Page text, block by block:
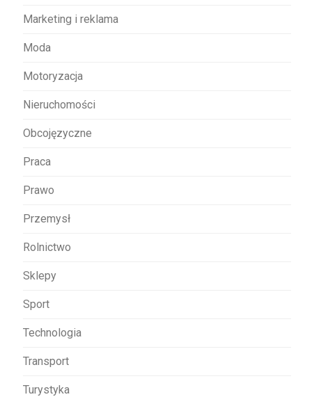
Marketing i reklama
Moda
Motoryzacja
Nieruchomości
Obcojęzyczne
Praca
Prawo
Przemysł
Rolnictwo
Sklepy
Sport
Technologia
Transport
Turystyka